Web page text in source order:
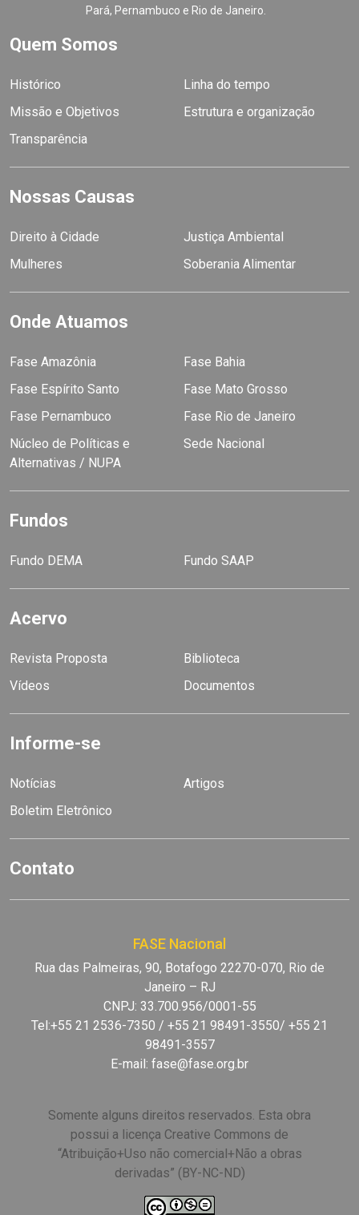
Pará, Pernambuco e Rio de Janeiro.
Quem Somos
Histórico
Linha do tempo
Missão e Objetivos
Estrutura e organização
Transparência
Nossas Causas
Direito à Cidade
Justiça Ambiental
Mulheres
Soberania Alimentar
Onde Atuamos
Fase Amazônia
Fase Bahia
Fase Espírito Santo
Fase Mato Grosso
Fase Pernambuco
Fase Rio de Janeiro
Núcleo de Políticas e
Alternativas / NUPA
Sede Nacional
Fundos
Fundo DEMA Fundo SAAP
Acervo
Revista Proposta
Biblioteca
Vídeos
Documentos
Informe-se
Notícias
Artigos
Boletim Eletrônico
Contato
FASE Nacional
Rua das Palmeiras, 90, Botafogo 22270-070, Rio de
Janeiro – RJ
CNPJ: 33.700.956/0001-55
Tel:+55 21 2536-7350 / +55 21 98491-3550/ +55 21
98491-3557
E-mail: fase@fase.org.br
Somente alguns direitos reservados. Esta obra
possui a licença Creative Commons de
“Atribuição+Uso não comercial+Não a obras
derivadas” (BY-NC-ND)